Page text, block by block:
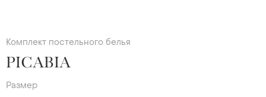
Комплект постельного белья
PICABIA
Размер